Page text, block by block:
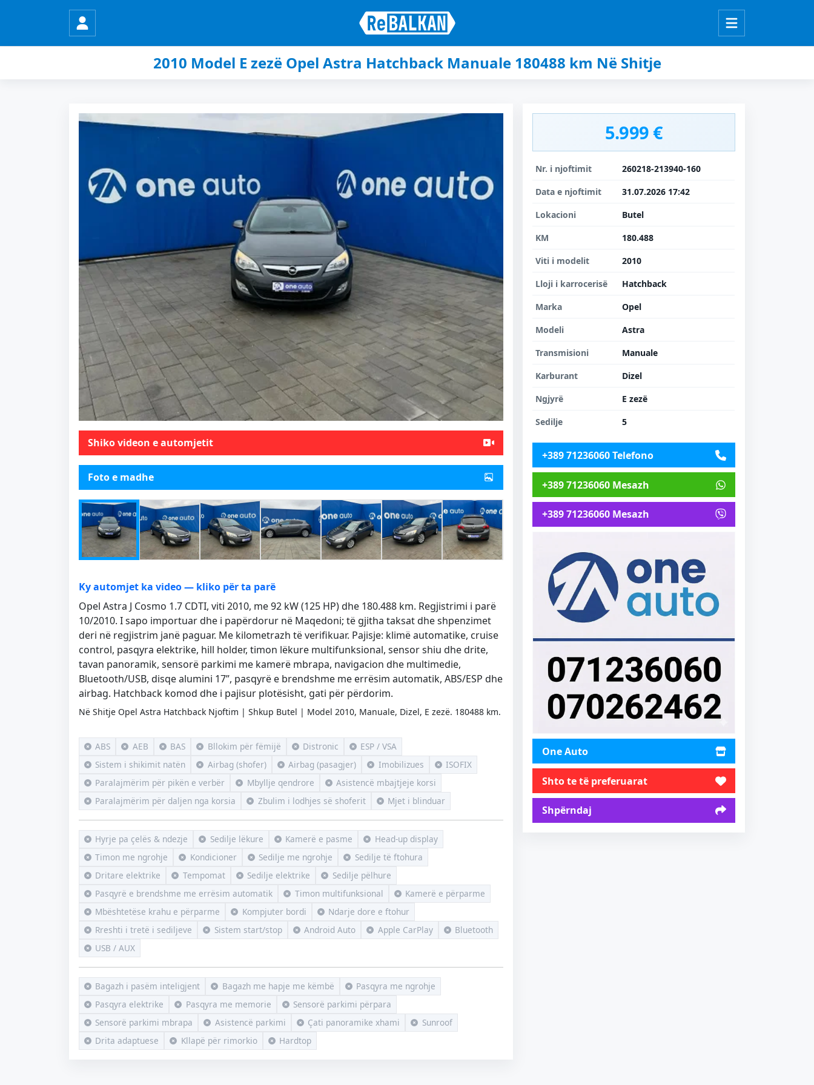
2010 Model E zezë Opel Astra Hatchback Manuale 180488 km Në Shitje
Shiko videon e automjetit
Foto e madhe
Ky automjet ka video — kliko për ta parë
Opel Astra J Cosmo 1.7 CDTI, viti 2010, me 92 kW (125 HP) dhe 180.488 km. Regjistrimi i parë
10/2010. I sapo importuar dhe i papërdorur në Maqedoni; të gjitha taksat dhe shpenzimet
deri në regjistrim janë paguar. Me kilometrazh të verifikuar. Pajisje: klimë automatike, cruise
control, pasqyra elektrike, hill holder, timon lëkure multifunksional, sensor shiu dhe drite,
tavan panoramik, sensorë parkimi me kamerë mbrapa, navigacion dhe multimedie,
Bluetooth/USB, disqe alumini 17”, pasqyrë e brendshme me errësim automatik, ABS/ESP dhe
airbag. Hatchback komod dhe i pajisur plotësisht, gati për përdorim.
Në Shitje Opel Astra Hatchback Njoftim | Shkup Butel | Model 2010, Manuale, Dizel, E zezë. 180488 km.
ABS AEB BAS Bllokim për fëmijë Distronic
ESP / VSA
Sistem i shikimit natën
Airbag (shofer) Airbag (pasagjer) Imobilizues
ISOFIX
Paralajmërim për pikën e verbër
Mbyllje qendrore
Asistencë mbajtjeje korsi
Paralajmërim për daljen nga korsia
Zbulim i lodhjes së shoferit Mjet i blinduar
Hyrje pa çelës & ndezje Sedilje lëkure Kamerë e pasme
Head-up display
Timon me ngrohje
Kondicioner Sedilje me ngrohje
Sedilje të ftohura
Dritare elektrike
Tempomat Sedilje elektrike
Sedilje pëlhure
Pasqyrë e brendshme me errësim automatik
Timon multifunksional
Kamerë e përparme
Mbështetëse krahu e përparme
Kompjuter bordi
Ndarje dore e ftohur
Rreshti i tretë i sediljeve
Sistem start/stop Android Auto Apple CarPlay
Bluetooth
USB / AUX
Bagazh i pasëm inteligjent Bagazh me hapje me këmbë
Pasqyra me ngrohje
Pasqyra elektrike
Pasqyra me memorie
Sensorë parkimi përpara
Sensorë parkimi mbrapa
Asistencë parkimi Çati panoramike xhami
Sunroof
Drita adaptuese
Kllapë për rimorkio Hardtop
+389 71236060 Telefono
+389 71236060 Mesazh
+389 71236060 Mesazh
One Auto
Shto te të preferuarat
Shpërndaj
5.999 €
Nr. i njoftimit
260218-213940-160
Data e njoftimit
31.07.2026 17:42
Lokacioni
Butel
KM
180.488
Viti i modelit
2010
Lloji i karrocerisë
Hatchback
Marka
Opel
Modeli
Astra
Transmisioni
Manuale
Karburant
Dizel
Ngjyrë
E zezë
Sedilje
5